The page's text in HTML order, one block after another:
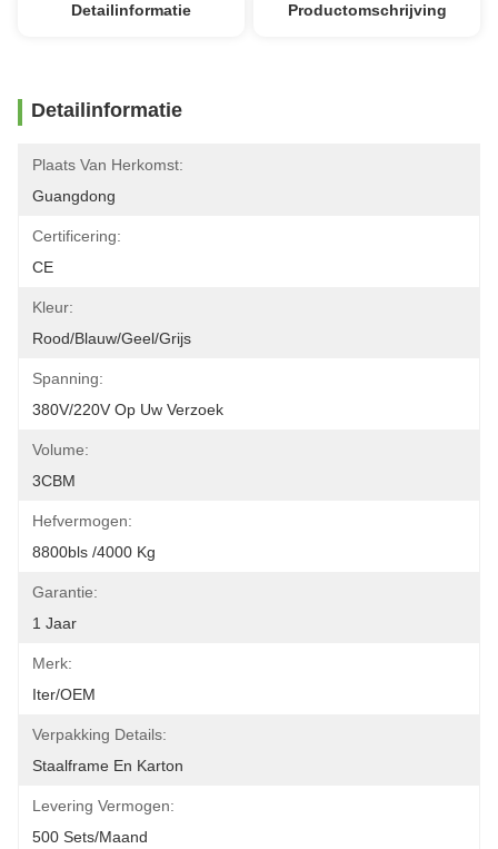
Detailinformatie Productomschrijving
Detailinformatie
Plaats Van Herkomst:
Guangdong
Certificering:
CE
Kleur:
Rood/blauw/geel/grijs
Spanning:
380V/220V Op Uw Verzoek
Volume:
3CBM
Hefvermogen:
8800bls /4000 Kg
Garantie:
1 Jaar
Merk:
Iter/OEM
Verpakking Details:
Staalframe En Karton
Levering Vermogen:
500 Sets/maand